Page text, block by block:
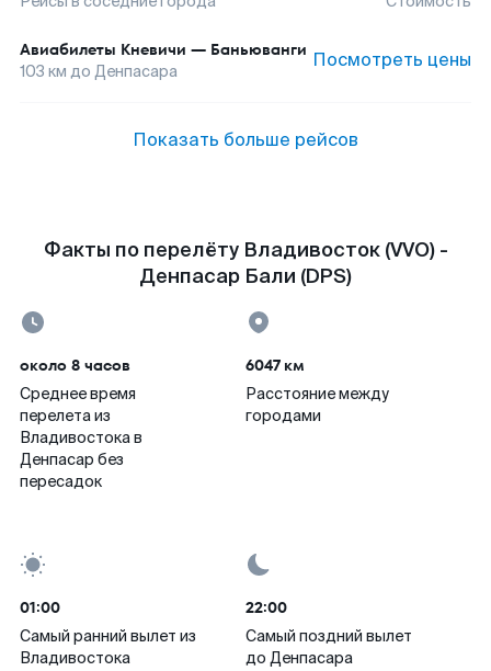
Авиабилеты Кневичи — Баньюванги
103 км до Денпасара Посмотреть цены
Показать больше рейсов
Факты по перелёту Владивосток (VVO) -
Денпасар Бали (DPS)
около 8 часов
Среднее время
перелета из
Владивостока в
Денпасар без
пересадок
6047 км
Расстояние между
городами
01:00
Самый ранний вылет из
Владивостока
22:00
Самый поздний вылет
до Денпасара